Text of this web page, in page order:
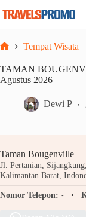
Tempat Wisata
TAMAN
Agustus 2026
Dewi P
Taman Bougenville
Jl. Pertanian,
Kalimantan Barat,
Nomor Telepon: -